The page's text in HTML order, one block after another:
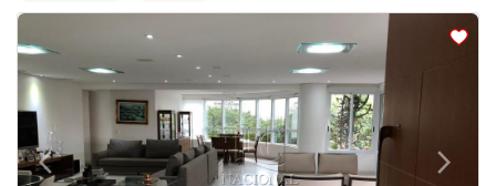
arrow_back_iosPrevious arrow_forward_iosNext